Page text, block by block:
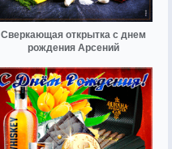
Сверкающая открытка с днем
рождения Арсений